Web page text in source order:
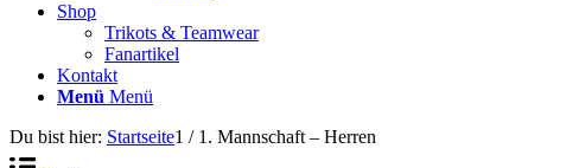
Shop
Trikots & Teamwear
Fanartikel
Kontakt
Menü Menü
Du bist hier: Startseite1 / 1. Mannschaft – Herren